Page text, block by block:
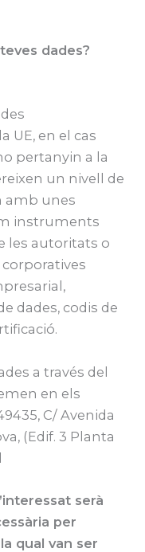
dades?
UE, en el cas
pertanyin a la
un nivell de
amb unes
instruments
les autoritats o
dades, codis de
a través del
en els
C/ Avenida
(Edif. 3 Planta
serà
per
qual van ser